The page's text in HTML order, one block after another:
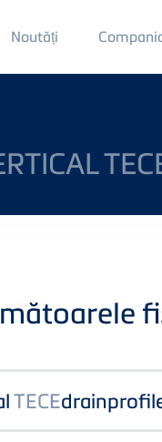
Noutăți Main
Menu
2
TECE